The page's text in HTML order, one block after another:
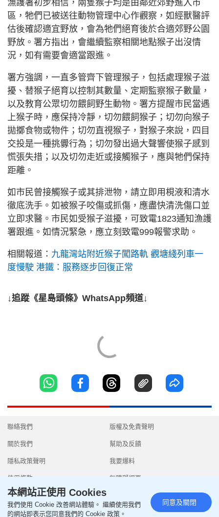
漁護署初步相信，兩隻猴子均是由鄰近郊野進入市
區，牠們已被送往動物管理中心作觀察，如經獸醫評
估後確認適宜野放，會為牠們絕育後於合適郊野公園
野放。署方指出，會繼續監察相關地點猴子出沒情
況，如有需要會適當跟進。
署方強調，一直多管齊下管理猴子，包括處理猴子滋
擾、替猴子絕育以控制其數量、定期監察猴子數量，
以及教育公眾切勿餵飼野生動物。署方提醒市民當遇
上猴子時，應保持冷靜，切勿餵飼猴子；切勿向猴子
拋擲食物或物件；切勿直視猴子，對猴子來說，四目
交投是一種挑釁行為；切勿發出過大聲響使猴子感到
慌張失措；以及切勿走近或接觸猴子，應與牠們保持
距離。
如市民曾接觸猴子或其排泄物，請立即用梘液和清水
徹底洗手。如被猴子咬傷或抓傷，應盡快清洗傷口並
立即求醫。市民如受猴子滋擾，可致電1823通知漁護
署跟進。如情況緊急，應立刻致電999報警求助。
相關報道： 九龍灣站附近猴子闖路軌 觀塘綫列車一
度慢駛 港鐵：服務逐步回復正常
↓追蹤《星島頭條》WhatsApp頻道↓
聯絡我們
關於我們
隱私政策聲明
使用條款
版權及免責聲明
幫助及反饋
我要爆料
無障礙網頁
本網站正使用 Cookies
我們使用 Cookie 改善網站體驗。 繼續使用我們
的網站即表示您同意我們的 Cookie 政策。
同意及關閉